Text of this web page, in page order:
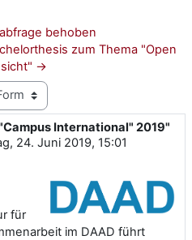
behoben
zum Thema "Open
→
International" 2019"
24. Juni 2019, 15:01
für
im DAAD führt